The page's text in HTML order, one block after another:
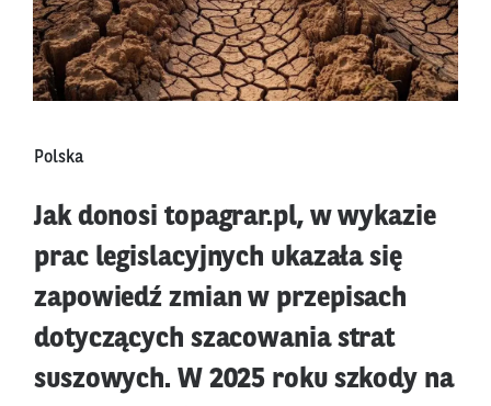
Polska
Jak donosi topagrar.pl, w wykazie
prac legislacyjnych ukazała się
zapowiedź zmian w przepisach
dotyczących szacowania strat
suszowych. W 2025 roku szkody na